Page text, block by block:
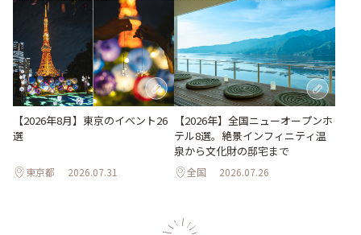
【2026年8月】東京のイベント26
選
東京都 2026.07.31
【2026年】全国ニューオープンホ
テル8選。絶景インフィニティ温
泉から文化財の邸宅まで
全国 2026.07.26